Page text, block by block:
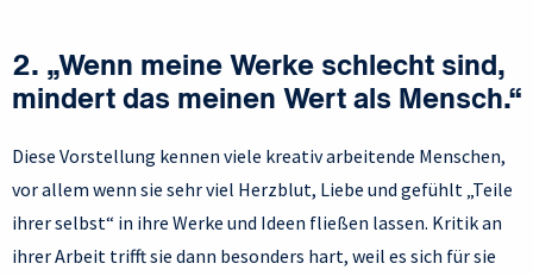
2. „Wenn meine Werke schlecht sind,
mindert das meinen Wert als Mensch.“
Diese Vorstellung kennen viele kreativ arbeitende Menschen,
vor allem wenn sie sehr viel Herzblut, Liebe und gefühlt „Teile
ihrer selbst“ in ihre Werke und Ideen fließen lassen. Kritik an
ihrer Arbeit trifft sie dann besonders hart, weil es sich für sie